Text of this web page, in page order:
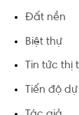
Đất nền
Biệt thự
Tin tức thị
Tiến độ